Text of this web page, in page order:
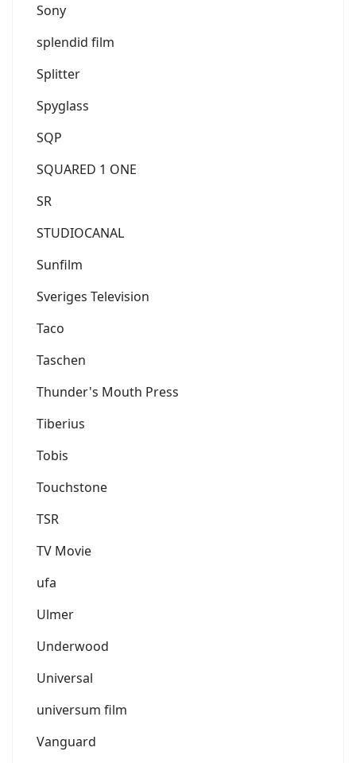
Sony
splendid film
Splitter
Spyglass
SQP
SQUARED 1 ONE
SR
STUDIOCANAL
Sunfilm
Sveriges Television
Taco
Taschen
Thunder's Mouth Press
Tiberius
Tobis
Touchstone
TSR
TV Movie
ufa
Ulmer
Underwood
Universal
universum film
Vanguard